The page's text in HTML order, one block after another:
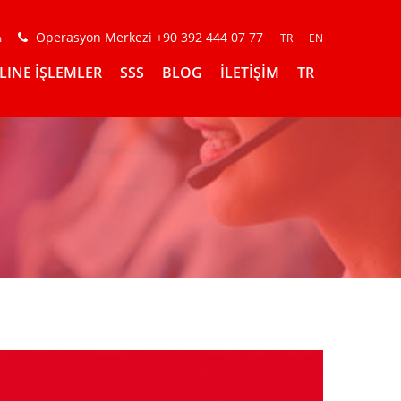
Operasyon Merkezi +90 392 444 07 77 TR EN
İŞLEMLER SSS BLOG İLETİŞİM TR